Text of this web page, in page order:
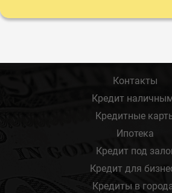
Контакты
Кредит
Кредитные
Ипотека
Кредит под
Кредит для
Кредиты в